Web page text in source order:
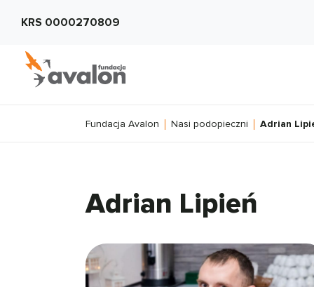
KRS 0000270809
Fundacja Avalon Nasi podopieczni Adrian
Adrian Lipień